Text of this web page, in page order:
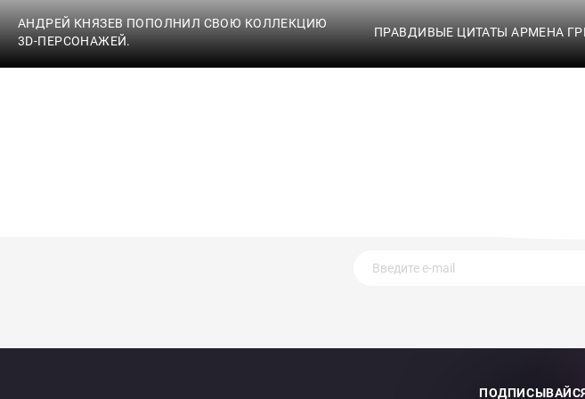
АНДРЕЙ КНЯЗЕВ ПОПОЛНИЛ СВОЮ КОЛЛЕКЦИЮ
3D-ПЕРСОНАЖЕЙ.
ПРАВДИВЫЕ ЦИТАТЫ АРМЕНА